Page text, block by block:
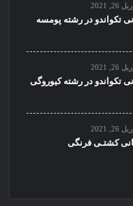
26, 2021
تکواندو در رشته پومسه
26, 2021
تکواندو در رشته کیوروگی
26, 2021
کشتـی فرنگی